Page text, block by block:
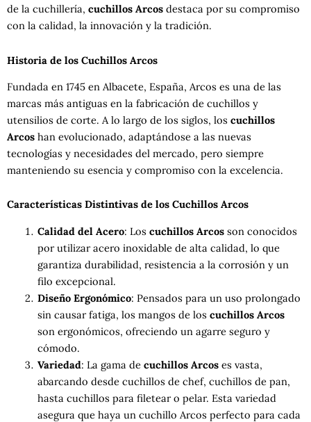
de la cuchillería, cuchillos Arcos destaca por su compromiso
con la calidad, la innovación y la tradición.
Historia de los Cuchillos Arcos
Fundada en 1745 en Albacete, España, Arcos es una de las
marcas más antiguas en la fabricación de cuchillos y
utensilios de corte. A lo largo de los siglos, los cuchillos
Arcos han evolucionado, adaptándose a las nuevas
tecnologías y necesidades del mercado, pero siempre
manteniendo su esencia y compromiso con la excelencia.
Características Distintivas de los Cuchillos Arcos
Calidad del Acero: Los cuchillos Arcosson conocidos
por utilizar acero inoxidable de alta calidad, lo que
garantiza durabilidad, resistencia a la corrosión y un
filo excepcional.
Diseño Ergonómico: Pensados para un uso prolongado
sin causar fatiga, los mangos de los cuchillos Arcos
son ergonómicos, ofreciendo un agarre seguro y
cómodo.
Variedad: La gama de cuchillos Arcoses vasta,
abarcando desde cuchillos de chef, cuchillos de pan,
hasta cuchillos para filetear o pelar. Esta variedad
asegura que haya un cuchillo Arcos perfecto para cada